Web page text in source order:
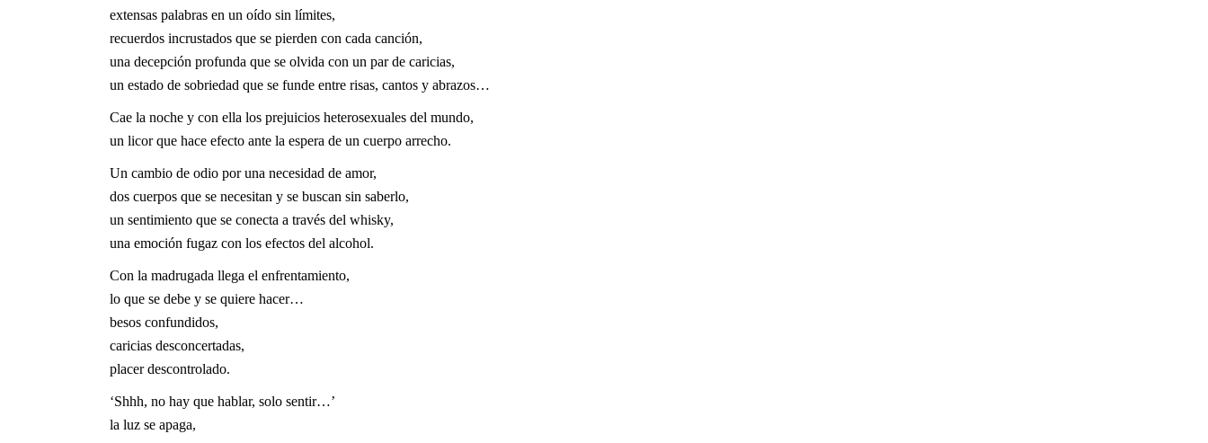
extensas palabras en un oído sin límites,
recuerdos incrustados que se pierden con cada canción,
una decepción profunda que se olvida con un par de caricias,
un estado de sobriedad que se funde entre risas, cantos y abrazos…
Cae la noche y con ella los prejuicios heterosexuales del mundo,
un licor que hace efecto ante la espera de un cuerpo arrecho.
Un cambio de odio por una necesidad de amor,
dos cuerpos que se necesitan y se buscan sin saberlo,
un sentimiento que se conecta a través del whisky,
una emoción fugaz con los efectos del alcohol.
Con la madrugada llega el enfrentamiento,
lo que se debe y se quiere hacer…
besos confundidos,
caricias desconcertadas,
placer descontrolado.
‘Shhh, no hay que hablar, solo sentir…’
la luz se apaga,